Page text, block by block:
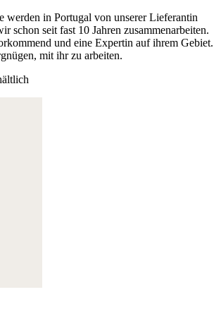
werden in Portugal von unserer Lieferantin
schon seit fast 10 Jahren zusammenarbeiten.
und eine Expertin auf ihrem Gebiet.
mit ihr zu arbeiten.